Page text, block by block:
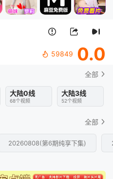
59849 0.0
全部
大陆0线
68个视频
大陆3线
52个视频
全部
20260808(第6期纯享下集)